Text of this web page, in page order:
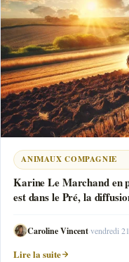
ANIMAUX COMPAGNIE
Karine Le Marchand en
est dans le Pré, la
Caroline Vincent·vendredi
Lire la suite